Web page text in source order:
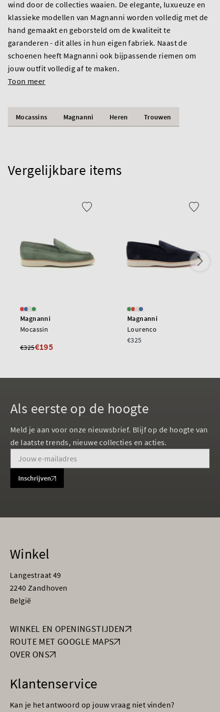
wind door de collecties waaien. De elegante, luxueuze en
klassieke modellen van Magnanni worden volledig met de
hand gemaakt en geborsteld om de kwaliteit te
garanderen - dit alles in hun eigen fabriek. Naast de
schoenen heeft Magnanni ook bijpassende riemen om
jouw outfit volledig af te maken.
Toon meer
Mocassins Magnanni Heren Trouwen
Vergelijkbare items
Magnanni
Mocassin
€325€195
Magnanni
Lourenco
€325
Als eerste op de hoogte
Meld je aan voor onze nieuwsbrief. Blijf op de hoogte van
de laatste trends, nieuwe collecties en acties.
Inschrijven
Winkel
Langestraat 49
2240 Zandhoven
België
WINKEL EN OPENINGSTIJDEN
ROUTE MET GOOGLE MAPS
OVER ONS
Klantenservice
Kan je het antwoord op jouw vraag niet vinden?